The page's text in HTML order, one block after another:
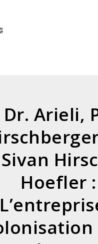
Dr. Arieli,
Sivan
Hoefler :